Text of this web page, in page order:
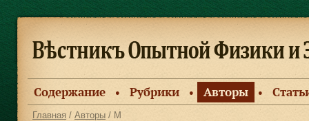
Содержание ● Рубрики ● Авторы ●
Главная / Авторы / М